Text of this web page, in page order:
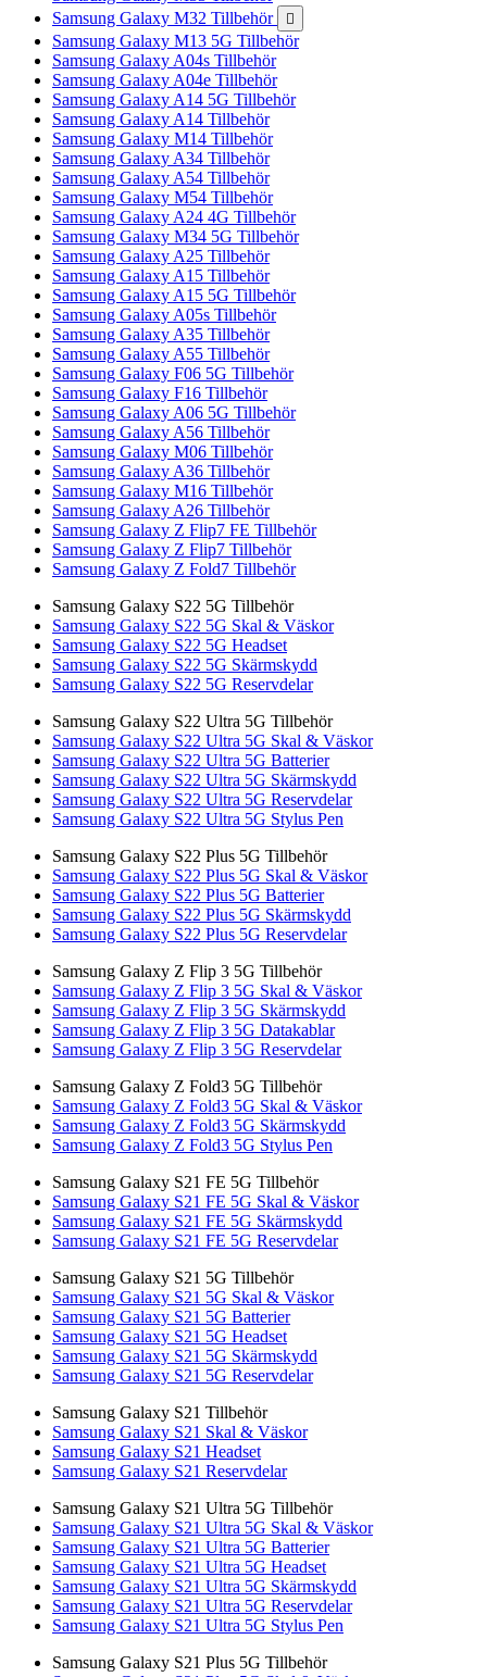
Samsung Galaxy M32 Tillbehör

Samsung Galaxy M13 5G Tillbehör
Samsung Galaxy A04s Tillbehör
Samsung Galaxy A04e Tillbehör
Samsung Galaxy A14 5G Tillbehör
Samsung Galaxy A14 Tillbehör
Samsung Galaxy M14 Tillbehör
Samsung Galaxy A34 Tillbehör
Samsung Galaxy A54 Tillbehör
Samsung Galaxy M54 Tillbehör
Samsung Galaxy A24 4G Tillbehör
Samsung Galaxy M34 5G Tillbehör
Samsung Galaxy A25 Tillbehör
Samsung Galaxy A15 Tillbehör
Samsung Galaxy A15 5G Tillbehör
Samsung Galaxy A05s Tillbehör
Samsung Galaxy A35 Tillbehör
Samsung Galaxy A55 Tillbehör
Samsung Galaxy F06 5G Tillbehör
Samsung Galaxy F16 Tillbehör
Samsung Galaxy A06 5G Tillbehör
Samsung Galaxy A56 Tillbehör
Samsung Galaxy M06 Tillbehör
Samsung Galaxy A36 Tillbehör
Samsung Galaxy M16 Tillbehör
Samsung Galaxy A26 Tillbehör
Samsung Galaxy Z Flip7 FE Tillbehör
Samsung Galaxy Z Flip7 Tillbehör
Samsung Galaxy Z Fold7 Tillbehör
Samsung Galaxy S22 5G Tillbehör
Samsung Galaxy S22 5G Skal & Väskor
Samsung Galaxy S22 5G Headset
Samsung Galaxy S22 5G Skärmskydd
Samsung Galaxy S22 5G Reservdelar
Samsung Galaxy S22 Ultra 5G Tillbehör
Samsung Galaxy S22 Ultra 5G Skal & Väskor
Samsung Galaxy S22 Ultra 5G Batterier
Samsung Galaxy S22 Ultra 5G Skärmskydd
Samsung Galaxy S22 Ultra 5G Reservdelar
Samsung Galaxy S22 Ultra 5G Stylus Pen
Samsung Galaxy S22 Plus 5G Tillbehör
Samsung Galaxy S22 Plus 5G Skal & Väskor
Samsung Galaxy S22 Plus 5G Batterier
Samsung Galaxy S22 Plus 5G Skärmskydd
Samsung Galaxy S22 Plus 5G Reservdelar
Samsung Galaxy Z Flip 3 5G Tillbehör
Samsung Galaxy Z Flip 3 5G Skal & Väskor
Samsung Galaxy Z Flip 3 5G Skärmskydd
Samsung Galaxy Z Flip 3 5G Datakablar
Samsung Galaxy Z Flip 3 5G Reservdelar
Samsung Galaxy Z Fold3 5G Tillbehör
Samsung Galaxy Z Fold3 5G Skal & Väskor
Samsung Galaxy Z Fold3 5G Skärmskydd
Samsung Galaxy Z Fold3 5G Stylus Pen
Samsung Galaxy S21 FE 5G Tillbehör
Samsung Galaxy S21 FE 5G Skal & Väskor
Samsung Galaxy S21 FE 5G Skärmskydd
Samsung Galaxy S21 FE 5G Reservdelar
Samsung Galaxy S21 5G Tillbehör
Samsung Galaxy S21 5G Skal & Väskor
Samsung Galaxy S21 5G Batterier
Samsung Galaxy S21 5G Headset
Samsung Galaxy S21 5G Skärmskydd
Samsung Galaxy S21 5G Reservdelar
Samsung Galaxy S21 Tillbehör
Samsung Galaxy S21 Skal & Väskor
Samsung Galaxy S21 Headset
Samsung Galaxy S21 Reservdelar
Samsung Galaxy S21 Ultra 5G Tillbehör
Samsung Galaxy S21 Ultra 5G Skal & Väskor
Samsung Galaxy S21 Ultra 5G Batterier
Samsung Galaxy S21 Ultra 5G Headset
Samsung Galaxy S21 Ultra 5G Skärmskydd
Samsung Galaxy S21 Ultra 5G Reservdelar
Samsung Galaxy S21 Ultra 5G Stylus Pen
Samsung Galaxy S21 Plus 5G Tillbehör